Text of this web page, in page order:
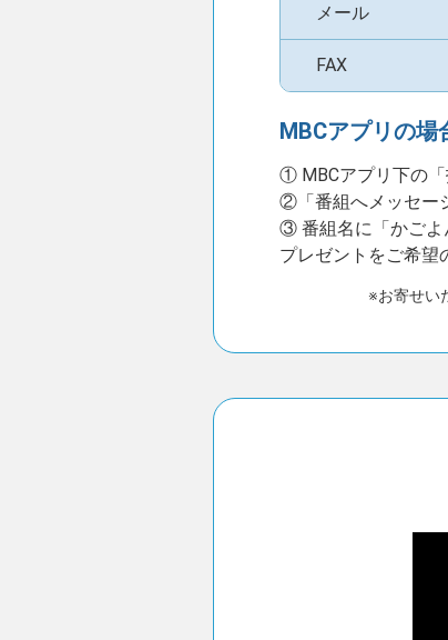
メール
FAX
MBCアプリの場
① MBCアプリ下の
②「番組へメッセー
③ 番組名に「かごよ
プレゼントをご希望
※お寄せい